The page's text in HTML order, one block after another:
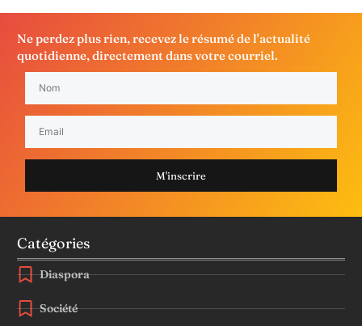
Ne perdez plus rien, recevez le résumé de l'actualité
quotidienne, directement dans votre courriel.
M'inscrire
Catégories
Diaspora
Société